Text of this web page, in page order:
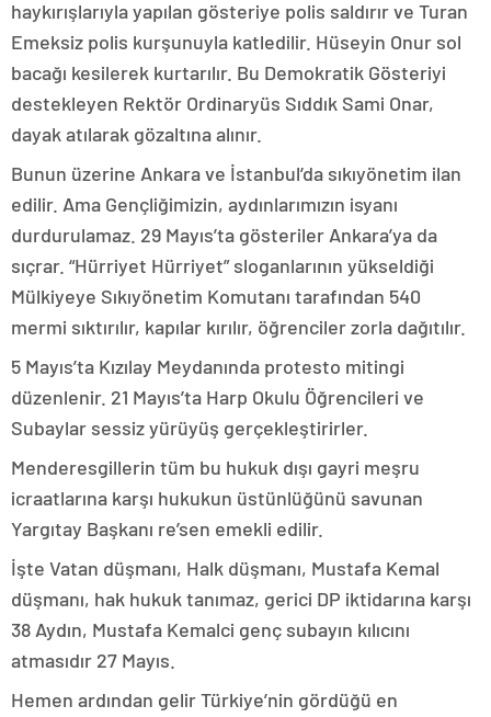
haykırışlarıyla yapılan gösteriye polis saldırır ve Turan
Emeksiz polis kurşunuyla katledilir. Hüseyin Onur sol
bacağı kesilerek kurtarılır. Bu Demokratik Gösteriyi
destekleyen Rektör Ordinaryüs Sıddık Sami Onar,
dayak atılarak gözaltına alınır.
Bunun üzerine Ankara ve İstanbul’da sıkıyönetim ilan
edilir. Ama Gençliğimizin, aydınlarımızın isyanı
durdurulamaz. 29 Mayıs’ta gösteriler Ankara’ya da
sıçrar. “Hürriyet Hürriyet” sloganlarının yükseldiği
Mülkiyeye Sıkıyönetim Komutanı tarafından 540
mermi sıktırılır, kapılar kırılır, öğrenciler zorla dağıtılır.
5 Mayıs’ta Kızılay Meydanında protesto mitingi
düzenlenir. 21 Mayıs’ta Harp Okulu Öğrencileri ve
Subaylar sessiz yürüyüş gerçekleştirirler.
Menderesgillerin tüm bu hukuk dışı gayri meşru
icraatlarına karşı hukukun üstünlüğünü savunan
Yargıtay Başkanı re’sen emekli edilir.
İşte Vatan düşmanı, Halk düşmanı, Mustafa Kemal
düşmanı, hak hukuk tanımaz, gerici DP iktidarına karşı
38 Aydın, Mustafa Kemalci genç subayın kılıcını
atmasıdır 27 Mayıs.
Hemen ardından gelir Türkiye’nin gördüğü en